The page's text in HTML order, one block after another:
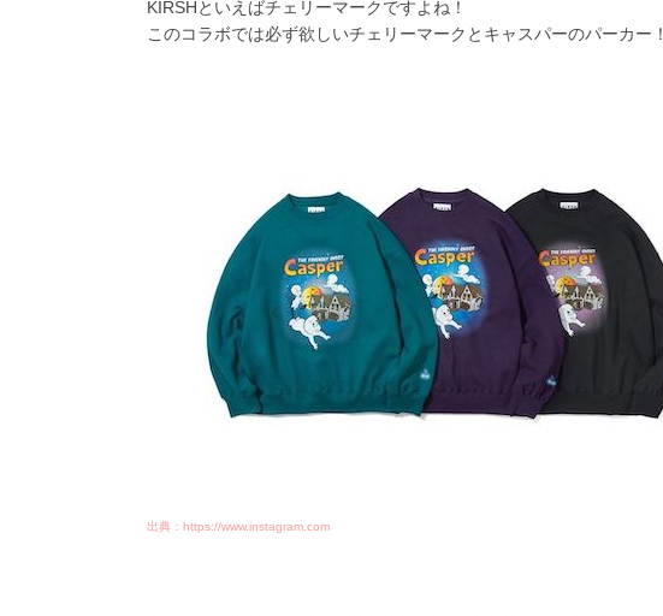
KIRSHといえばチェリーマークですよね！
このコラボでは必ず欲しいチェリーマークとキャスパーのパーカー！
出典：https://www.instagram.com